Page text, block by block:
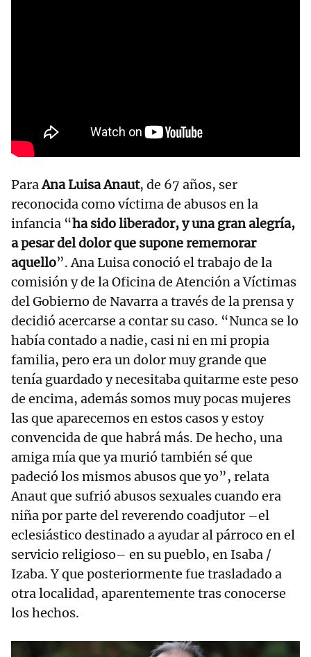
ParaAna Luisa Anaut, de 67 años, ser
reconocida como víctima de abusos en la
infancia “ha sido liberador, y una gran alegría,
a pesar del dolor que supone rememorar
aquello”. Ana Luisa conoció el trabajo de la
comisión y de la Oficina de Atención a Víctimas
del Gobierno de Navarra a través de la prensa y
decidió acercarse a contar su caso. “Nunca se lo
había contado a nadie, casi ni en mi propia
familia, pero era un dolor muy grande que
tenía guardado y necesitaba quitarme este peso
de encima, además somos muy pocas mujeres
las que aparecemos en estos casos y estoy
convencida de que habrá más. De hecho, una
amiga mía que ya murió también sé que
padeció los mismos abusos que yo”, relata
Anaut que sufrió abusos sexuales cuando era
niña por parte del reverendo coadjutor –el
eclesiástico destinado a ayudar al párroco en el
servicio religioso– en su pueblo, en Isaba /
Izaba. Y que posteriormente fue trasladado a
otra localidad, aparentemente tras conocerse
los hechos.